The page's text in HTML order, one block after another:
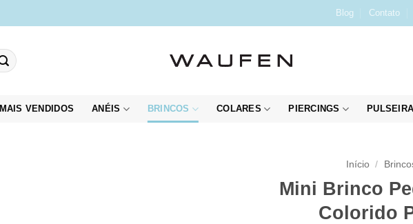
Blog Contato
MAIS VENDIDOS ANÉIS BRINCOS COLARES PIERCINGS
Início /
Mini Brinco
Colorido